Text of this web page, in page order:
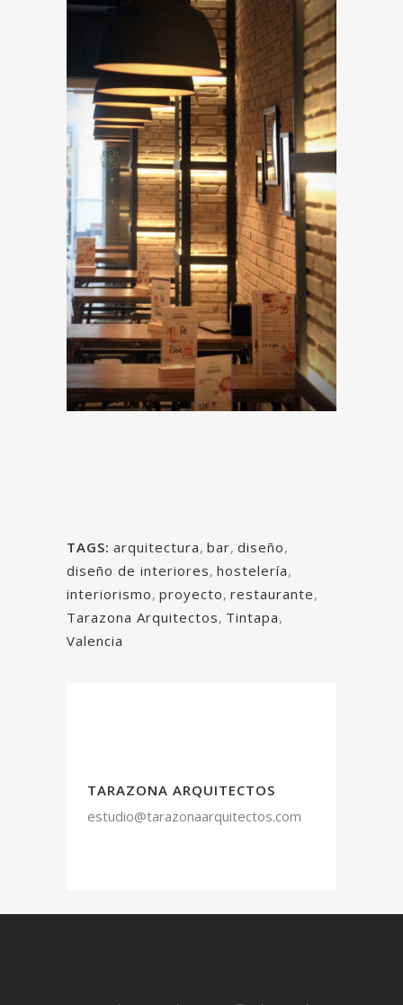
TAGS: arquitectura, bar, diseño,
diseño de interiores, hostelería,
interiorismo, proyecto, restaurante,
Tarazona Arquitectos, Tintapa,
Valencia
TARAZONA ARQUITECTOS
estudio@tarazonaarquitectos.com